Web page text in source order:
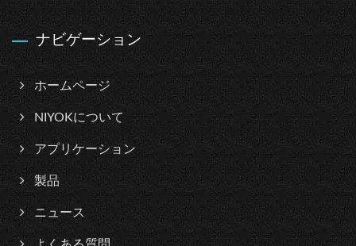
ナビゲーション
ホームページ
NIYOKについて
アプリケーション
製品
ニュース